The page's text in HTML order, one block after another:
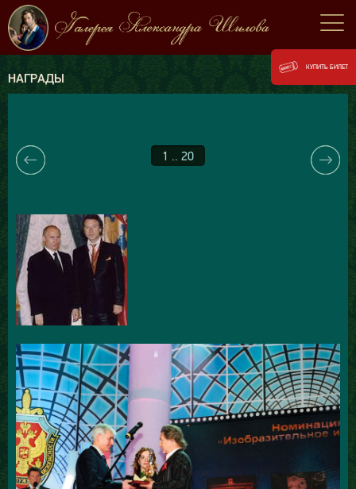
НАГРАДЫ
1 .. 20
КУПИТЬ БИЛЕТ